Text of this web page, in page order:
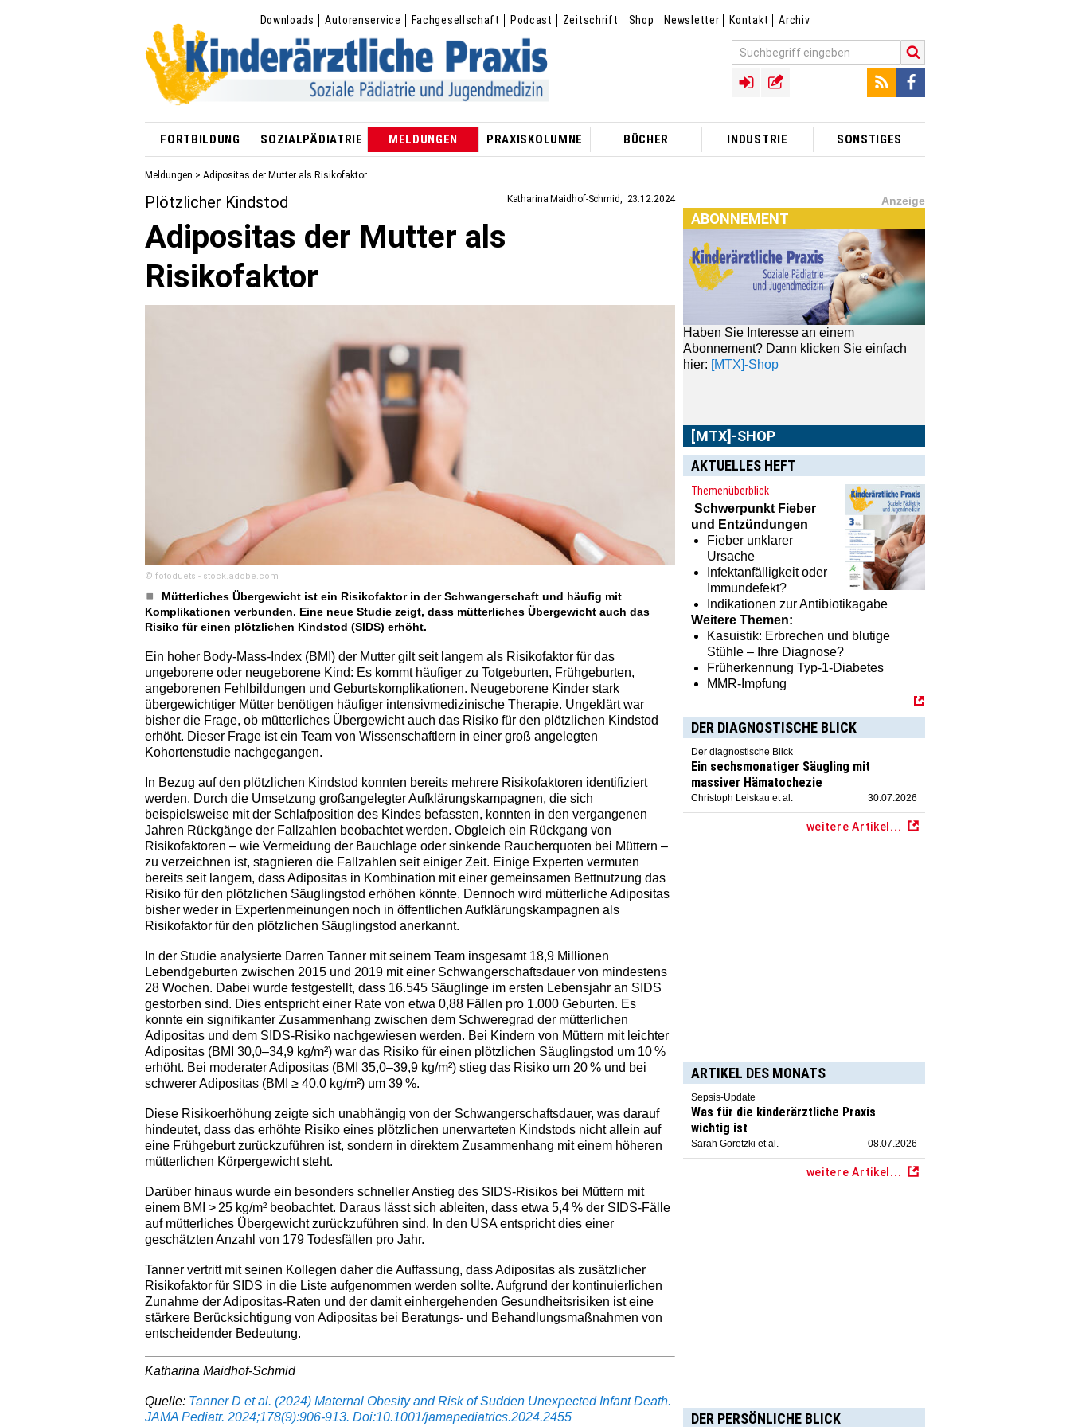
Downloads Autorenservice Fachgesellschaft Podcast Zeitschrift Shop Newsletter Kontakt Archiv
FORTBILDUNG SOZIALPÄDIATRIE MELDUNGEN PRAXISKOLUMNE BÜCHER INDUSTRIE SONSTIGES
Meldungen > Adipositas der Mutter als Risikofaktor
Katharina Maidhof-Schmid 23.12.2024
Plötzlicher Kindstod
Adipositas der Mutter als
Risikofaktor
© fotoduets - stock.adobe.com
Mütterliches Übergewicht ist ein Risikofaktor in der Schwangerschaft und häufig mit
Komplikationen verbunden. Eine neue Studie zeigt, dass mütterliches Übergewicht auch das
Risiko für einen plötzlichen Kindstod (SIDS) erhöht.
Ein hoher Body-Mass-Index (BMI) der Mutter gilt seit langem als Risikofaktor für das
ungeborene oder neugeborene Kind: Es kommt häufiger zu Totgeburten, Frühgeburten,
angeborenen Fehlbildungen und Geburtskomplikationen. Neugeborene Kinder stark
übergewichtiger Mütter benötigen häufiger intensivmedizinische Therapie. Ungeklärt war
bisher die Frage, ob mütterliches Übergewicht auch das Risiko für den plötzlichen Kindstod
erhöht. Dieser Frage ist ein Team von Wissenschaftlern in einer groß angelegten
Kohortenstudie nachgegangen.
In Bezug auf den plötzlichen Kindstod konnten bereits mehrere Risikofaktoren identifiziert
werden. Durch die Umsetzung großangelegter Aufklärungskampagnen, die sich
beispielsweise mit der Schlafposition des Kindes befassten, konnten in den vergangenen
Jahren Rückgänge der Fallzahlen beobachtet werden. Obgleich ein Rückgang von
Risikofaktoren – wie Vermeidung der Bauchlage oder sinkende Raucherquoten bei Müttern –
zu verzeichnen ist, stagnieren die Fallzahlen seit einiger Zeit. Einige Experten vermuten
bereits seit langem, dass Adipositas in Kombination mit einer gemeinsamen Bettnutzung das
Risiko für den plötzlichen Säuglingstod erhöhen könnte. Dennoch wird mütterliche Adipositas
bisher weder in Expertenmeinungen noch in öffentlichen Aufklärungskampagnen als
Risikofaktor für den plötzlichen Säuglingstod anerkannt.
In der Studie analysierte Darren Tanner mit seinem Team insgesamt 18,9 Millionen
Lebendgeburten zwischen 2015 und 2019 mit einer Schwangerschaftsdauer von mindestens
28 Wochen. Dabei wurde festgestellt, dass 16.545 Säuglinge im ersten Lebensjahr an SIDS
gestorben sind. Dies entspricht einer Rate von etwa 0,88 Fällen pro 1.000 Geburten. Es
konnte ein signifikanter Zusammenhang zwischen dem Schweregrad der mütterlichen
Adipositas und dem SIDS-Risiko nachgewiesen werden. Bei Kindern von Müttern mit leichter
Adipositas (BMI 30,0–34,9 kg/m²) war das Risiko für einen plötzlichen Säuglingstod um 10 %
erhöht. Bei moderater Adipositas (BMI 35,0–39,9 kg/m²) stieg das Risiko um 20 % und bei
schwerer Adipositas (BMI ≥ 40,0 kg/m²) um 39 %.
Diese Risikoerhöhung zeigte sich unabhängig von der Schwangerschaftsdauer, was darauf
hindeutet, dass das erhöhte Risiko eines plötzlichen unerwarteten Kindstods nicht allein auf
eine Frühgeburt zurückzuführen ist, sondern in direktem Zusammenhang mit einem höheren
mütterlichen Körpergewicht steht.
Darüber hinaus wurde ein besonders schneller Anstieg des SIDS-Risikos bei Müttern mit
einem BMI > 25 kg/m² beobachtet. Daraus lässt sich ableiten, dass etwa 5,4 % der SIDS-Fälle
auf mütterliches Übergewicht zurückzuführen sind. In den USA entspricht dies einer
geschätzten Anzahl von 179 Todesfällen pro Jahr.
Tanner vertritt mit seinen Kollegen daher die Auffassung, dass Adipositas als zusätzlicher
Risikofaktor für SIDS in die Liste aufgenommen werden sollte. Aufgrund der kontinuierlichen
Zunahme der Adipositas-Raten und der damit einhergehenden Gesundheitsrisiken ist eine
stärkere Berücksichtigung von Adipositas bei Beratungs- und Behandlungsmaßnahmen von
entscheidender Bedeutung.
Katharina Maidhof-Schmid
Quelle: Tanner D et al. (2024) Maternal Obesity and Risk of Sudden Unexpected Infant Death.
JAMA Pediatr. 2024;178(9):906-913. Doi:10.1001/jamapediatrics.2024.2455
Anzeige
ABONNEMENT
Haben Sie Interesse an einem
Abonnement? Dann klicken Sie einfach
hier:[MTX]-Shop
[MTX]-SHOP
Im[MTX]-Shopfinden Sie alle Produkte
aus unserem Verlagsprogramm: Bücher,
Zeitschriften oder Schulungsprogramme
sowie praktische Accessoires.
AKTUELLES HEFT
Themenüberblick
Schwerpunkt Fieber
und Entzündungen
Fieber unklarer
Ursache
Infektanfälligkeit oder
Immundefekt?
Indikationen zur Antibiotikagabe
Weitere Themen:
Kasuistik: Erbrechen und blutige
Stühle – Ihre Diagnose?
Früherkennung Typ-1-Diabetes
MMR-Impfung
DER DIAGNOSTISCHE BLICK
Der diagnostische Blick
Ein sechsmonatiger Säugling mit
massiver Hämatochezie
Christoph Leiskau et al. 30.07.2026
weitere Artikel...
ARTIKEL DES MONATS
Sepsis-Update
Was für die kinderärztliche Praxis
wichtig ist
Sarah Goretzki et al. 08.07.2026
weitere Artikel...
DER PERSÖNLICHE BLICK